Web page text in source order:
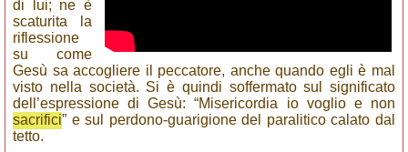
di lui; ne è
scaturita la
riflessione
su come
Gesù sa accogliere il peccatore, anche quando egli è mal
visto nella società. Si è quindi soffermato sul significato
dell’espressione di Gesù: “Misericordia io voglio e non
sacrifici” e sul perdono-guarigione del paralitico calato dal
tetto.